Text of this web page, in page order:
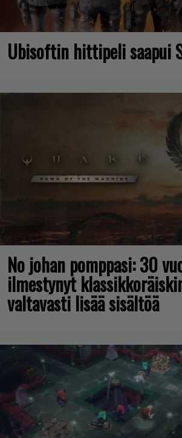
Ubisoftin hittipeli saapui
No johan pomppasi: 30
ilmestynyt
valtavasti lisää sisältöä